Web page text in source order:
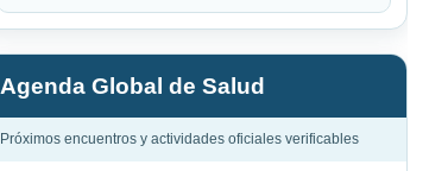
Agenda Global de Salud
Próximos encuentros y actividades oficiales verificables